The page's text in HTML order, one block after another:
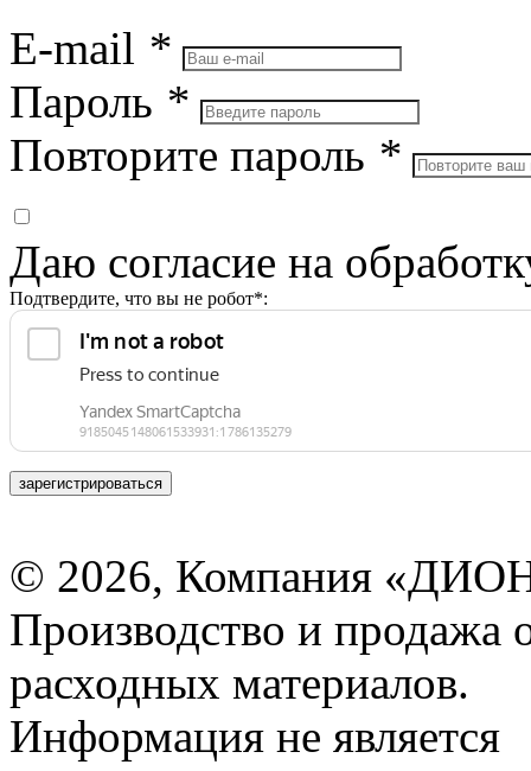
E-mail *
Пароль *
Повторите пароль *
Даю согласие на
Подтвердите, что вы не робот*:
зарегистрироваться
© 2026, Компания
Производство и продажа
расходных материалов.
Информация не является